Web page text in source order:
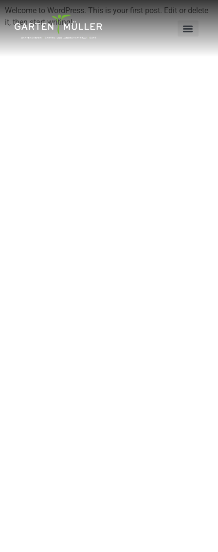
Welcome to WordPress. This is your first post. Edit or delete
it, then start writing!